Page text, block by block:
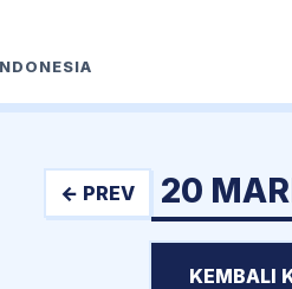
← PREV 20
KEMBALI